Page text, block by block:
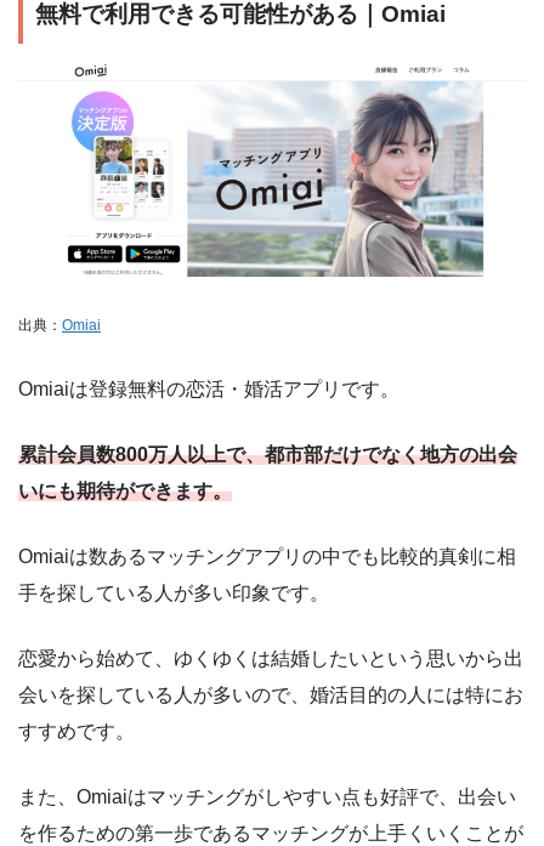
無料で利用できる可能性がある｜Omiai
出典： Omiai
Omiaiは登録無料の恋活・婚活アプリです。
累計会員数800万人以上で、都市部だけでなく地方の出会
いにも期待ができます。
Omiaiは数あるマッチングアプリの中でも比較的真剣に相
手を探している人が多い印象です。
恋愛から始めて、ゆくゆくは結婚したいという思いから出
会いを探している人が多いので、婚活目的の人には特にお
すすめです。
また、Omiaiはマッチングがしやすい点も好評で、出会い
を作るための第一歩であるマッチングが上手くいくことが